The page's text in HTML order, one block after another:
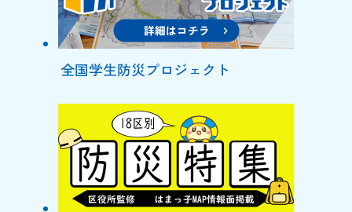
全国学生防災プロジェクト